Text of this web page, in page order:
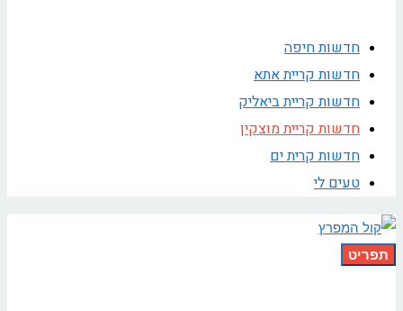
חדשות חיפה
חדשות קריית אתא
חדשות קריית ביאליק
חדשות קריית מוצקין
חדשות קרית ים
טעים לי
תפריט